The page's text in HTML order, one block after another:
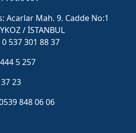
Acarlar Mah. 9. Cadde No:1
/ İSTANBUL
537 301 88 37
5 257
23
848 06 06